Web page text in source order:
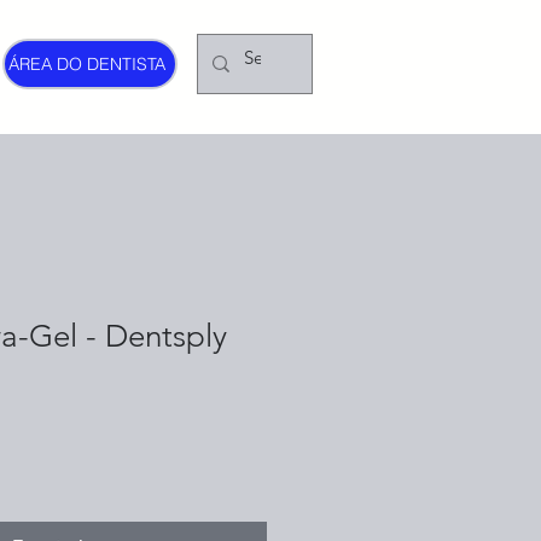
ÁREA DO DENTISTA
Gel - Dentsply